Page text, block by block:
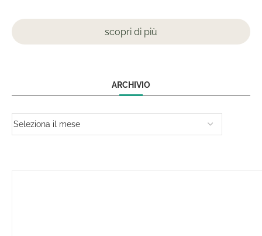
scopri di più
ARCHIVIO